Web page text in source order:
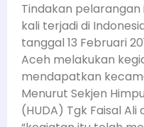
Tindakan
kali terjadi di
tanggal 13 Februari
Aceh melakukan
mendapatkan
Menurut Sekjen
(HUDA) Tgk Faisal